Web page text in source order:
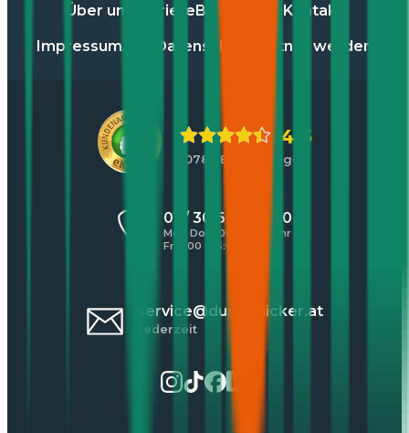
Über uns KarriereBlog Kontakt
ImpressumAGB Datenschutz Partner werden
4,5
10783 Bewertungen
01 / 30 60 900 20
Mo - Do 8:00 - 17:00 Uhr
Fr 8:00 - 16:00 Uhr
service@durchblicker.at
Jederzeit